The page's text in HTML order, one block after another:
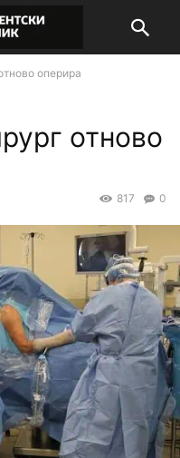
оперира
отново
0
817